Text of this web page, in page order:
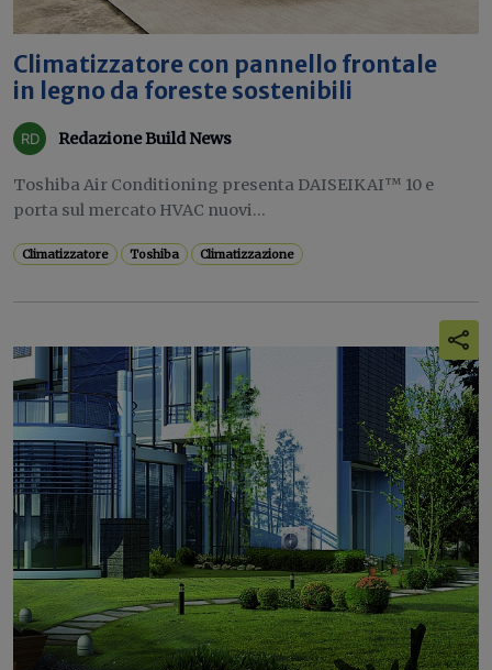
Climatizzatore con pannello frontale
in legno da foreste sostenibili
Redazione Build News
Toshiba Air Conditioning presenta DAISEIKAI™ 10 e
porta sul mercato HVAC nuovi...
Climatizzatore Toshiba Climatizzazione